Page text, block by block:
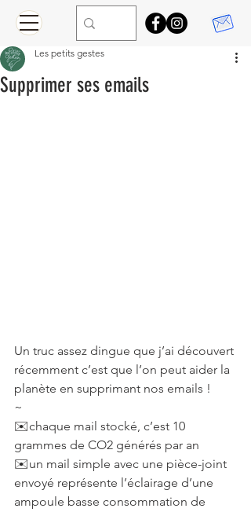
Supprimer ses emails
Les petits gestes
Un truc assez dingue que j’ai découvert
récemment c’est que l’on peut aider la
planète en supprimant nos emails !
~
✉️chaque mail stocké, c’est 10
grammes de CO2 générés par an
✉️un mail simple avec une pièce-joint
envoyé représente l’éclairage d’une
ampoule basse consommation de